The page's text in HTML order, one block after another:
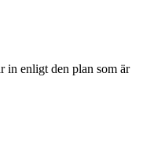
in enligt den plan som är